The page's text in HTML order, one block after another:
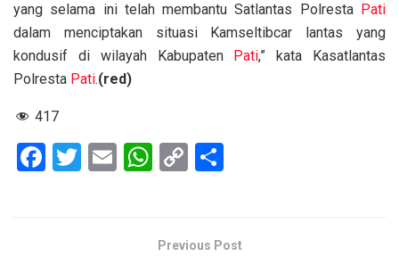
yang selama ini telah membantu Satlantas Polresta Pati
dalam menciptakan situasi Kamseltibcar lantas yang
kondusif di wilayah Kabupaten Pati,” kata Kasatlantas
Polresta Pati.(red)
417
F
T
E
W
s
C
Li e
Previous Post